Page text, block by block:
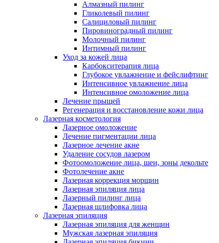
Алмазный пилинг
Гликолевый пилинг
Салициловый пилинг
Пировиноградный пилинг
Молочный пилинг
Интимный пилинг
Уход за кожей лица
Карбокситерапия лица
Глубокое увлажнение и фейслифтинг
Интенсивное увлажнение лица
Интенсивное омоложение лица
Лечение прыщей
Регенерация и восстановление кожи лица
Лазерная косметология
Лазерное омоложение
Лечение пигментации лица
Лазерное лечение акне
Удаление сосудов лазером
Фотоомоложение лица, шеи, зоны декольте
Фотолечение акне
Лазерная коррекция морщин
Лазерная эпиляция лица
Лазерный пилинг лица
Лазерная шлифовка лица
Лазерная эпиляция
Лазерная эпиляция для женщин
Мужская лазерная эпиляция